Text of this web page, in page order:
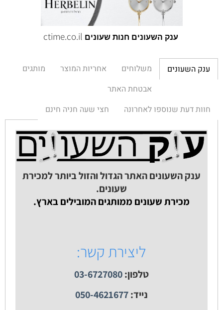
ענק השעונים חנות שעונים ctime.co.il
ענק השעונים משלוחים אחריות המוצר
מותגים
אבטחת האתר
חוות דעת שנוספו לאחרונה
חצי שעה חניה חינם
ענק השעונים האתר הגדול והזול ביותר למכירת
שעונים.
מכירת שעונים ממותגים המובילים בארץ.
ליצירת קשר:
טלפון:03-6727080
נייד:050-4621677